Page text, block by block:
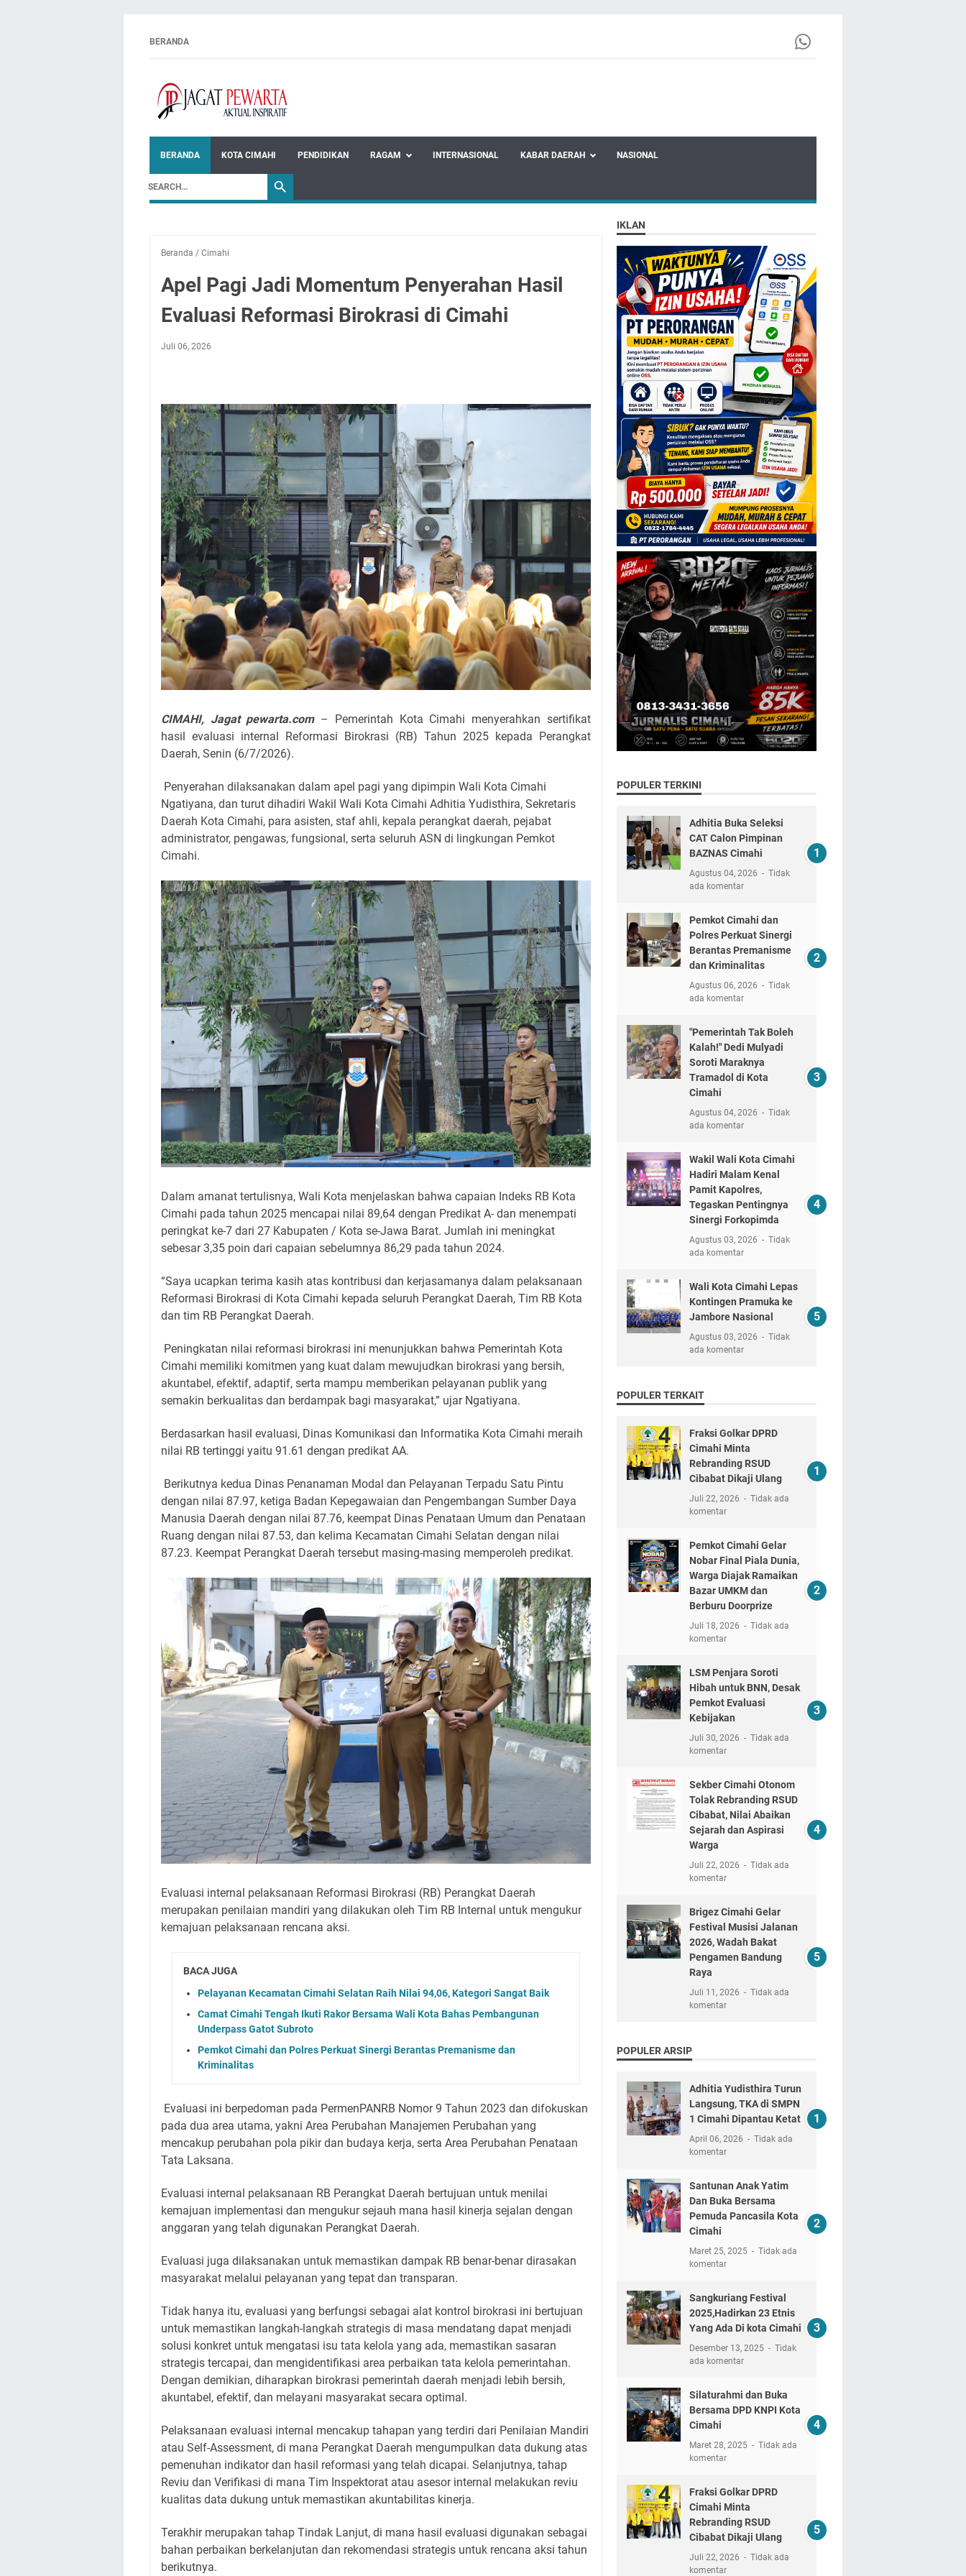
BERANDA
BERANDA KOTA CIMAHI PENDIDIKAN RAGAM INTERNASIONAL KABAR DAERAH NASIONAL
Beranda / Cimahi
Apel Pagi Jadi Momentum Penyerahan Hasil
Evaluasi Reformasi Birokrasi di Cimahi
Juli 06, 2026
CIMAHI, Jagat pewarta.com – Pemerintah Kota Cimahi menyerahkan sertifikat
hasil evaluasi internal Reformasi Birokrasi (RB) Tahun 2025 kepada Perangkat
Daerah, Senin (6/7/2026).
Penyerahan dilaksanakan dalam apel pagi yang dipimpin Wali Kota Cimahi
Ngatiyana, dan turut dihadiri Wakil Wali Kota Cimahi Adhitia Yudisthira, Sekretaris
Daerah Kota Cimahi, para asisten, staf ahli, kepala perangkat daerah, pejabat
administrator, pengawas, fungsional, serta seluruh ASN di lingkungan Pemkot
Cimahi.
Dalam amanat tertulisnya, Wali Kota menjelaskan bahwa capaian Indeks RB Kota
Cimahi pada tahun 2025 mencapai nilai 89,64 dengan Predikat A- dan menempati
peringkat ke-7 dari 27 Kabupaten / Kota se-Jawa Barat. Jumlah ini meningkat
sebesar 3,35 poin dari capaian sebelumnya 86,29 pada tahun 2024.
“Saya ucapkan terima kasih atas kontribusi dan kerjasamanya dalam pelaksanaan
Reformasi Birokrasi di Kota Cimahi kepada seluruh Perangkat Daerah, Tim RB Kota
dan tim RB Perangkat Daerah.
Peningkatan nilai reformasi birokrasi ini menunjukkan bahwa Pemerintah Kota
Cimahi memiliki komitmen yang kuat dalam mewujudkan birokrasi yang bersih,
akuntabel, efektif, adaptif, serta mampu memberikan pelayanan publik yang
semakin berkualitas dan berdampak bagi masyarakat,” ujar Ngatiyana.
Berdasarkan hasil evaluasi, Dinas Komunikasi dan Informatika Kota Cimahi meraih
nilai RB tertinggi yaitu 91.61 dengan predikat AA.
Berikutnya kedua Dinas Penanaman Modal dan Pelayanan Terpadu Satu Pintu
dengan nilai 87.97, ketiga Badan Kepegawaian dan Pengembangan Sumber Daya
Manusia Daerah dengan nilai 87.76, keempat Dinas Penataan Umum dan Penataan
Ruang dengan nilai 87.53, dan kelima Kecamatan Cimahi Selatan dengan nilai
87.23. Keempat Perangkat Daerah tersebut masing-masing memperoleh predikat.
Evaluasi internal pelaksanaan Reformasi Birokrasi (RB) Perangkat Daerah
merupakan penilaian mandiri yang dilakukan oleh Tim RB Internal untuk mengukur
kemajuan pelaksanaan rencana aksi.
BACA JUGA
Pelayanan Kecamatan Cimahi Selatan Raih Nilai 94,06, Kategori Sangat Baik
Camat Cimahi Tengah Ikuti Rakor Bersama Wali Kota Bahas Pembangunan
Underpass Gatot Subroto
Pemkot Cimahi dan Polres Perkuat Sinergi Berantas Premanisme dan
Kriminalitas
Evaluasi ini berpedoman pada PermenPANRB Nomor 9 Tahun 2023 dan difokuskan
pada dua area utama, yakni Area Perubahan Manajemen Perubahan yang
mencakup perubahan pola pikir dan budaya kerja, serta Area Perubahan Penataan
Tata Laksana.
Evaluasi internal pelaksanaan RB Perangkat Daerah bertujuan untuk menilai
kemajuan implementasi dan mengukur sejauh mana hasil kinerja sejalan dengan
anggaran yang telah digunakan Perangkat Daerah.
Evaluasi juga dilaksanakan untuk memastikan dampak RB benar-benar dirasakan
masyarakat melalui pelayanan yang tepat dan transparan.
Tidak hanya itu, evaluasi yang berfungsi sebagai alat kontrol birokrasi ini bertujuan
untuk memastikan langkah-langkah strategis di masa mendatang dapat menjadi
solusi konkret untuk mengatasi isu tata kelola yang ada, memastikan sasaran
strategis tercapai, dan mengidentifikasi area perbaikan tata kelola pemerintahan.
Dengan demikian, diharapkan birokrasi pemerintah daerah menjadi lebih bersih,
akuntabel, efektif, dan melayani masyarakat secara optimal.
Pelaksanaan evaluasi internal mencakup tahapan yang terdiri dari Penilaian Mandiri
atau Self-Assessment, di mana Perangkat Daerah mengumpulkan data dukung atas
pemenuhan indikator dan hasil reformasi yang telah dicapai. Selanjutnya, tahap
Reviu dan Verifikasi di mana Tim Inspektorat atau asesor internal melakukan reviu
kualitas data dukung untuk memastikan akuntabilitas kinerja.
Terakhir merupakan tahap Tindak Lanjut, di mana hasil evaluasi digunakan sebagai
bahan perbaikan berkelanjutan dan rekomendasi strategis untuk rencana aksi tahun
berikutnya.
IKLAN
POPULER TERKINI
Adhitia Buka Seleksi
CAT Calon Pimpinan
BAZNAS Cimahi
Agustus 04, 2026
Tidak
ada komentar
Pemkot Cimahi dan
Polres Perkuat Sinergi
Berantas Premanisme
dan Kriminalitas
Agustus 06, 2026
Tidak
ada komentar
"Pemerintah Tak Boleh
Kalah!" Dedi Mulyadi
Soroti Maraknya
Tramadol di Kota
Cimahi
Agustus 04, 2026
Tidak
ada komentar
Wakil Wali Kota Cimahi
Hadiri Malam Kenal
Pamit Kapolres,
Tegaskan Pentingnya
Sinergi Forkopimda
Agustus 03, 2026
Tidak
ada komentar
Wali Kota Cimahi Lepas
Kontingen Pramuka ke
Jambore Nasional
Agustus 03, 2026
Tidak
ada komentar
POPULER TERKAIT
Fraksi Golkar DPRD
Cimahi Minta
Rebranding RSUD
Cibabat Dikaji Ulang
Juli 22, 2026
Tidak ada
komentar
Pemkot Cimahi Gelar
Nobar Final Piala Dunia,
Warga Diajak Ramaikan
Bazar UMKM dan
Berburu Doorprize
Juli 18, 2026
Tidak ada
komentar
LSM Penjara Soroti
Hibah untuk BNN, Desak
Pemkot Evaluasi
Kebijakan
Juli 30, 2026
Tidak ada
komentar
Sekber Cimahi Otonom
Tolak Rebranding RSUD
Cibabat, Nilai Abaikan
Sejarah dan Aspirasi
Warga
Juli 22, 2026
Tidak ada
komentar
Brigez Cimahi Gelar
Festival Musisi Jalanan
2026, Wadah Bakat
Pengamen Bandung
Raya
Juli 11, 2026
Tidak ada
komentar
POPULER ARSIP
Adhitia Yudisthira Turun
Langsung, TKA di SMPN
1 Cimahi Dipantau Ketat
April 06, 2026
Tidak ada
komentar
Santunan Anak Yatim
Dan Buka Bersama
Pemuda Pancasila Kota
Cimahi
Maret 25, 2025
Tidak ada
komentar
Sangkuriang Festival
2025,Hadirkan 23 Etnis
Yang Ada Di kota Cimahi
Desember 13, 2025
Tidak
ada komentar
Silaturahmi dan Buka
Bersama DPD KNPI Kota
Cimahi
Maret 28, 2025
Tidak ada
komentar
Fraksi Golkar DPRD
Cimahi Minta
Rebranding RSUD
Cibabat Dikaji Ulang
Juli 22, 2026
Tidak ada
komentar